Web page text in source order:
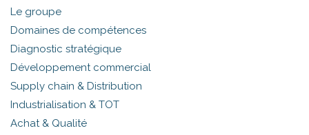
Le groupe
Domaines de compétences
Diagnostic stratégique
Développement commercial
Supply chain & Distribution
Industrialisation & TOT
Achat & Qualité